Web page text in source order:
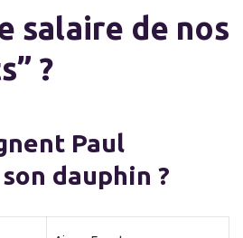
salaire de nos
?
Paul
dauphin ?